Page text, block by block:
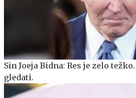
Sin Joeja Bidna: Res je zelo
gledati.